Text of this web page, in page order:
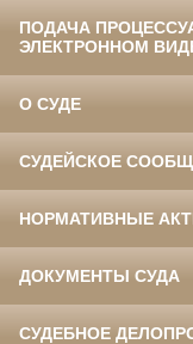
ПОДАЧА
ЭЛЕКТРОННОМ
О СУДЕ
СУДЕЙСКОЕ
НОРМАТИВНЫЕ
ДОКУМЕНТЫ СУДА
СУДЕБНОЕ